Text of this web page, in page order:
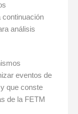
continuación
análisis
eventos de
que conste
de la FETM